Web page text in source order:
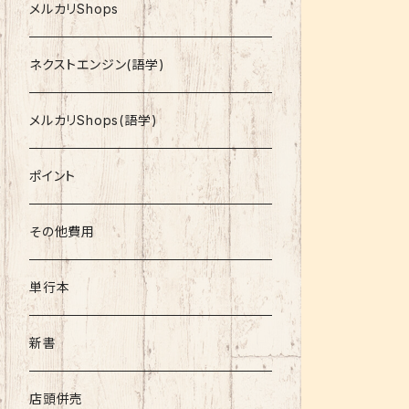
就活
資格
コミック
文庫
その他書籍
書籍以外
メルカリShops
ネクストエンジン(語学)
メルカリShops(語学)
ポイント
その他費用
単行本
新書
店頭併売